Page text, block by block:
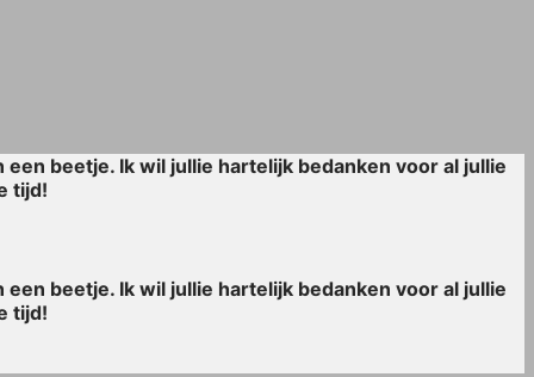
beetje. Ik wil jullie hartelijk bedanken voor al jullie
tijd!
beetje. Ik wil jullie hartelijk bedanken voor al jullie
tijd!